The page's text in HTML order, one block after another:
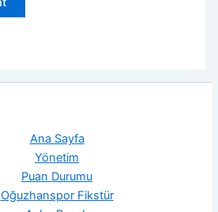
Ana Sayfa
Yönetim
Puan Durumu
Oğuzhanspor Fikstür